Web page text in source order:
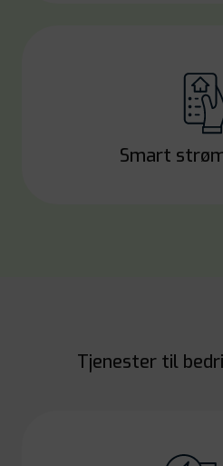
Smart
Tjenester til